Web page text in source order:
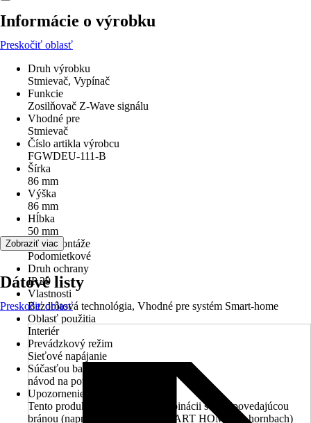
Informácie o výrobku
Preskočiť oblasť
Druh výrobku
Stmievač, Vypínač
Funkcie
Zosilňovač Z-Wave signálu
Vhodné pre
Stmievač
Číslo artikla výrobcu
FGWDEU-111-B
Šírka
86 mm
Výška
86 mm
Hĺbka
50 mm
Druh montáže
Podomietkové
Druh ochrany
IP 20
Vlastnosti
Bezdrôtová technológia, Vhodné pre systém Smart-home
Oblasť použitia
Interiér
Prevádzkový režim
Sieťové napájanie
Súčasťou balenia
návod na použitie
Upozornenie
Tento produkt funguje iba v kombinácii so zodpovedajúcou
bránou (napr. s našou bránou SMART HOME by hornbach)
Zobraziť viac
Dátové listy
Preskočiť oblasť